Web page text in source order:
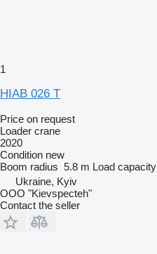
1
HIAB 026 T
Price on request
Loader crane
2020
Condition new
Boom radius 5.8 m Load capacity
Ukraine, Kyiv
OOO "Kievspecteh"
Contact the seller